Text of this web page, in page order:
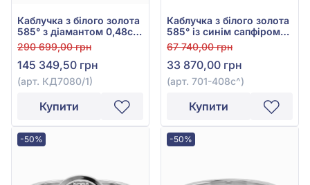
Каблучка з білого золота
585° з діамантом 0,48ct,
арт. КД7080/1
290 699,00 грн
145 349,50 грн
(арт. КД7080/1)
Купити
Каблучка з білого золота
585° із синім сапфіром
0,04ct та діамантами
0,12ct, арт. 701-408с
67 740,00 грн
33 870,00 грн
(арт. 701-408с^)
Купити
-50% -50%